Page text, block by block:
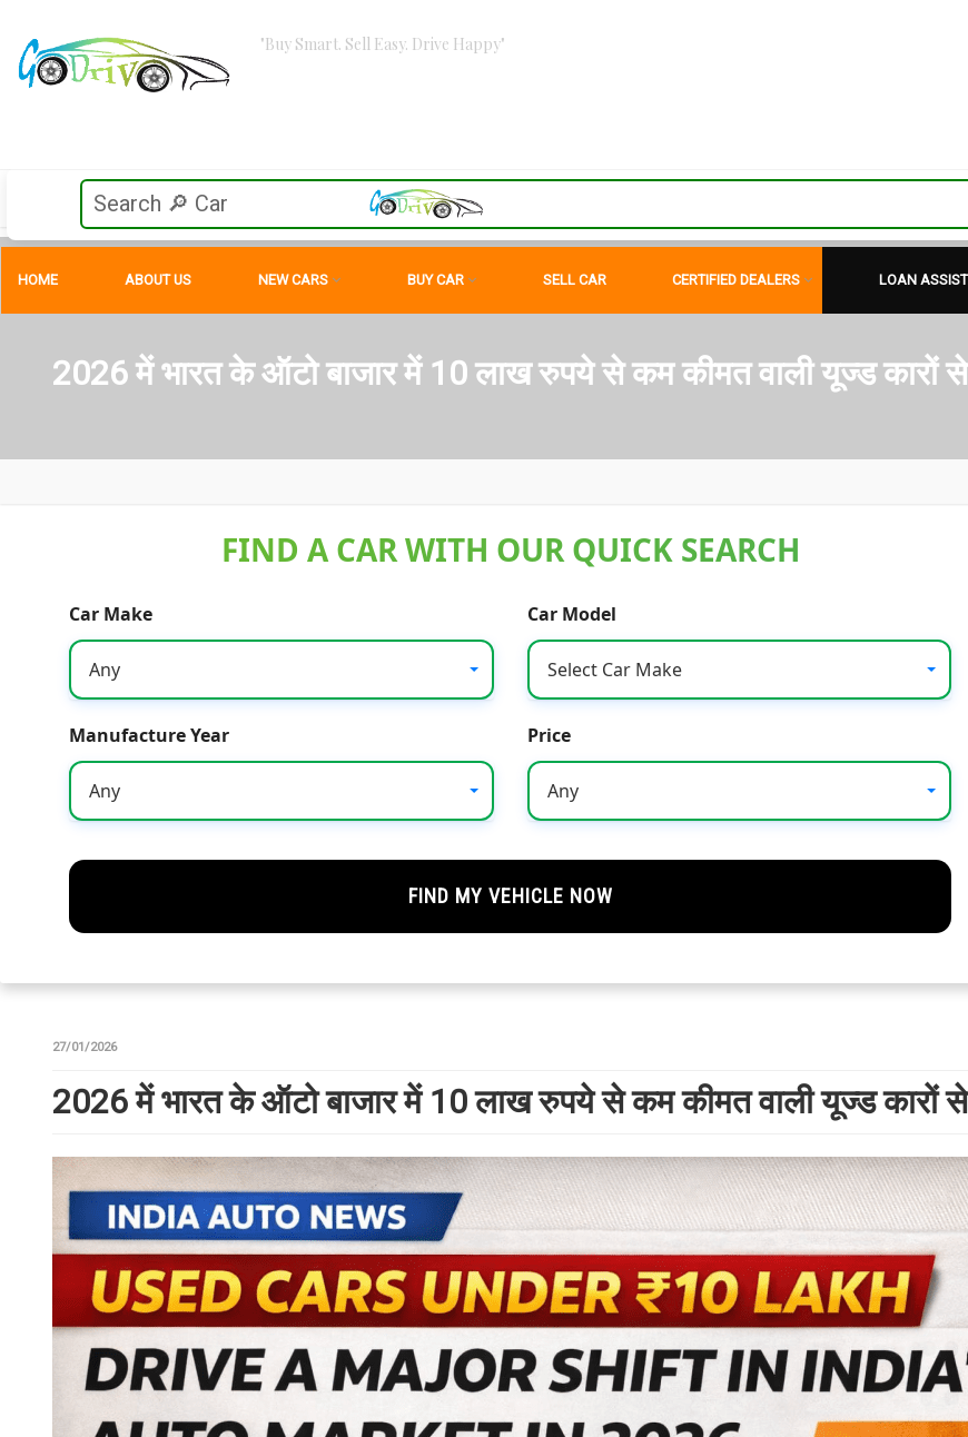
"Buy Smart. Sell Easy. Drive Happy"
HOME ABOUT US NEW CARS BUY CAR SELL CAR CERTIFIED DEALERS LOAN
2026 में भारत के ऑटो बाजार में 10 लाख रुपये से कम कीमत वाली यूज्ड कारों
FIND A CAR WITH OUR QUICK SEARCH
Car Make
Any
Car Model
Select Car Make
Manufacture Year
Any
Price
Any
27/01/2026
2026 में भारत के ऑटो बाजार में 10 लाख रुपये से कम कीमत वाली यूज्ड कारों